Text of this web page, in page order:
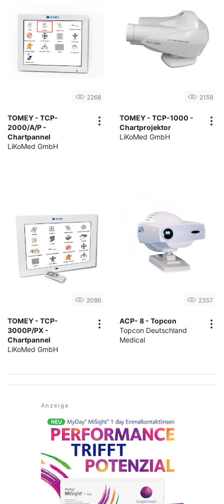
2268
TOMEY - TCP-
2000/A/P -
Chartpannel
LiKoMed GmbH
2159
TOMEY - TCP-1000 -
Chartprojektor
LiKoMed GmbH
2086
TOMEY - TCP-
3000P/PX -
Chartpannel
LiKoMed GmbH
2357
ACP- 8 - Topcon
Topcon Deutschland
Medical